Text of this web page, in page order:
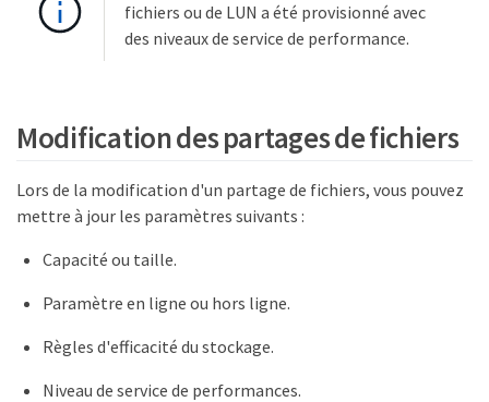
fichiers ou de LUN a été provisionné avec
des niveaux de service de performance.
Modification des partages de fichiers
Lors de la modification d'un partage de fichiers, vous pouvez
mettre à jour les paramètres suivants :
Capacité ou taille.
Paramètre en ligne ou hors ligne.
Règles d'efficacité du stockage.
Niveau de service de performances.